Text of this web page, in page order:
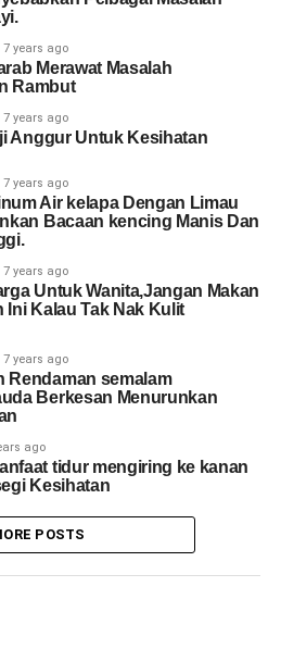
7 years ago
Merawat Masalah
Rambut
7 years ago
Anggur Untuk Kesihatan
7 years ago
Air kelapa Dengan Limau
Bacaan kencing Manis Dan
7 years ago
Untuk Wanita,Jangan Makan
Ini Kalau Tak Nak Kulit
7 years ago
Rendaman semalam
Berkesan Menurunkan
ago
tidur mengiring ke kanan
Kesihatan
POSTS